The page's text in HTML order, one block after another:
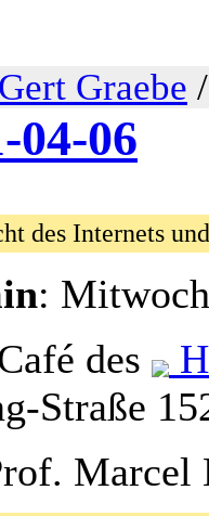
Graebe
04-06
des Internets
:
des
Straße
Marcel